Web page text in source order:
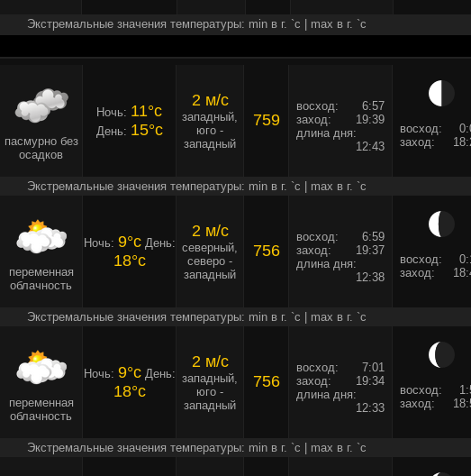
Экстремальные значения температуры: min в г. `c | max в г. `c
пасмурно без
осадков
Ночь: 11°c
День: 15°c
2 м/c
западный,
юго -
западный
759
восход:
6:57
заход:
19:39
длина дня:
12:43
восход:
заход:
Экстремальные значения температуры: min в г. `c | max в г. `c
переменная
облачность
Ночь: 9°cДень:
18°c
2 м/c
северный,
северо -
западный
756
восход:
6:59
заход:
19:37
длина дня:
12:38
восход:
заход:
Экстремальные значения температуры: min в г. `c | max в г. `c
переменная
облачность
Ночь: 9°cДень:
18°c
2 м/c
западный,
юго -
западный
756
восход:
7:01
заход:
19:34
длина дня:
12:33
восход:
заход:
Экстремальные значения температуры: min в г. `c | max в г. `c